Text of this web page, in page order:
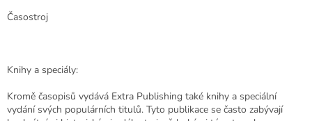
Časostroj
Knihy a speciály:
Kromě časopisů vydává Extra Publishing také knihy a speciální
vydání svých populárních titulů. Tyto publikace se často zabývají